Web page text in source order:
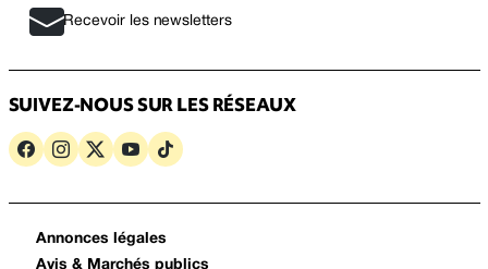
Recevoir les newsletters
SUIVEZ-NOUS SUR LES RÉSEAUX
Annonces légales
Avis & Marchés publics